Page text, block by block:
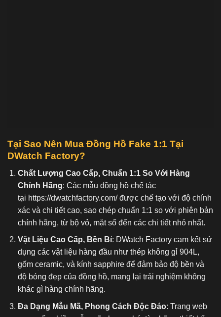
Tại Sao Nên Mua Đồng Hồ Fake 1:1 Tại
DWatch Factory?
Chất Lượng Cao Cấp, Chuẩn 1:1 So Với Hàng
Chính Hãng: Các mẫu đồng hồ chế tác
tại https://dwatchfactory.com/được chế tạo với độ chính
xác và chi tiết cao, sao chép chuẩn 1:1 so với phiên bản
chính hãng, từ bộ vỏ, mặt số đến các chi tiết nhỏ nhất.
Vật Liệu Cao Cấp, Bền Bỉ: DWatch Factory cam kết sử
dụng các vật liệu hàng đầu như thép không gỉ 904L,
gốm ceramic, và kính sapphire để đảm bảo độ bền và
độ bóng đẹp của đồng hồ, mang lại trải nghiệm không
khác gì hàng chính hãng.
Đa Dạng Mẫu Mã, Phong Cách Độc Đáo: Trang web